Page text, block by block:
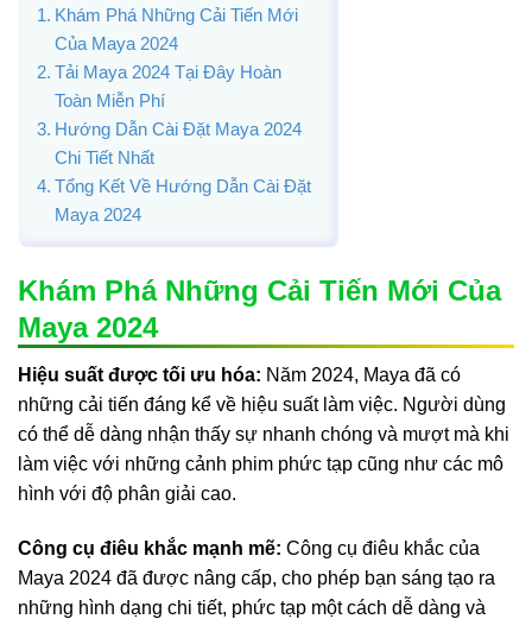
Khám Phá Những Cải Tiến Mới
Của Maya 2024
Tải Maya 2024 Tại Đây Hoàn
Toàn Miễn Phí
Hướng Dẫn Cài Đặt Maya 2024
Chi Tiết Nhất
Tổng Kết Về Hướng Dẫn Cài Đặt
Maya 2024
Khám Phá Những Cải Tiến Mới Của
Maya 2024
Hiệu suất được tối ưu hóa: Năm 2024, Maya đã có
những cải tiến đáng kể về hiệu suất làm việc. Người dùng
có thể dễ dàng nhận thấy sự nhanh chóng và mượt mà khi
làm việc với những cảnh phim phức tạp cũng như các mô
hình với độ phân giải cao.
Công cụ điêu khắc mạnh mẽ: Công cụ điêu khắc của
Maya 2024 đã được nâng cấp, cho phép bạn sáng tạo ra
những hình dạng chi tiết, phức tạp một cách dễ dàng và